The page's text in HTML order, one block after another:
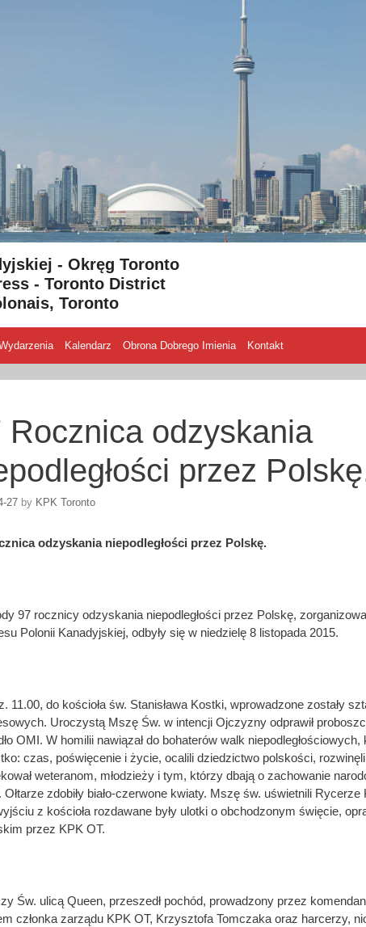
- Okręg Toronto
- Toronto District
Toronto
Kalendarz Obrona Dobrego Imienia Kontakt
Rocznica odzyskania
przez
27 by KPK Toronto
odzyskania niepodległości przez Polskę.
97 rocznicy odzyskania niepodległości przez Polskę,
Polonii Kanadyjskiej, odbyły się w niedzielę 8 listopada 2015.
11.00, do kościoła św. Stanisława Kostki, wprowadzone zostały
Uroczystą Mszę Św. w intencji Ojczyzny odprawił
OMI. W homilii nawiązał do bohaterów walk
czas, poświęcenie i życie, ocalili dziedzictwo polskości,
weteranom, młodzieży i tym, którzy dbają o zachowanie
Ołtarze zdobiły biało-czerwone kwiaty. Mszę św. uświetnili
z kościoła rozdawane były ulotki o obchodzonym święcie,
przez KPK OT.
Św. ulicą Queen, przeszedł pochód, prowadzony przez
członka zarządu KPK OT, Krzysztofa Tomczaka oraz harcerzy,